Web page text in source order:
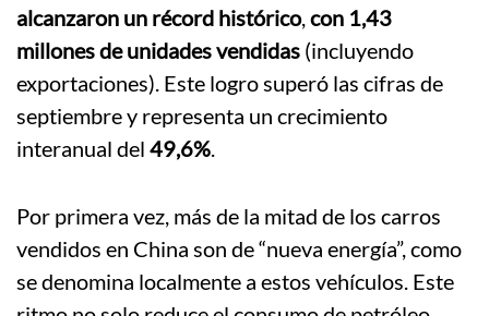
alcanzaron un récord histórico,con 1,43
millones de unidades vendidas (incluyendo
exportaciones). Este logro superó las cifras de
septiembre y representa un crecimiento
interanual del 49,6%.
Por primera vez, más de la mitad de los carros
vendidos en China son de “nueva energía”, como
se denomina localmente a estos vehículos. Este